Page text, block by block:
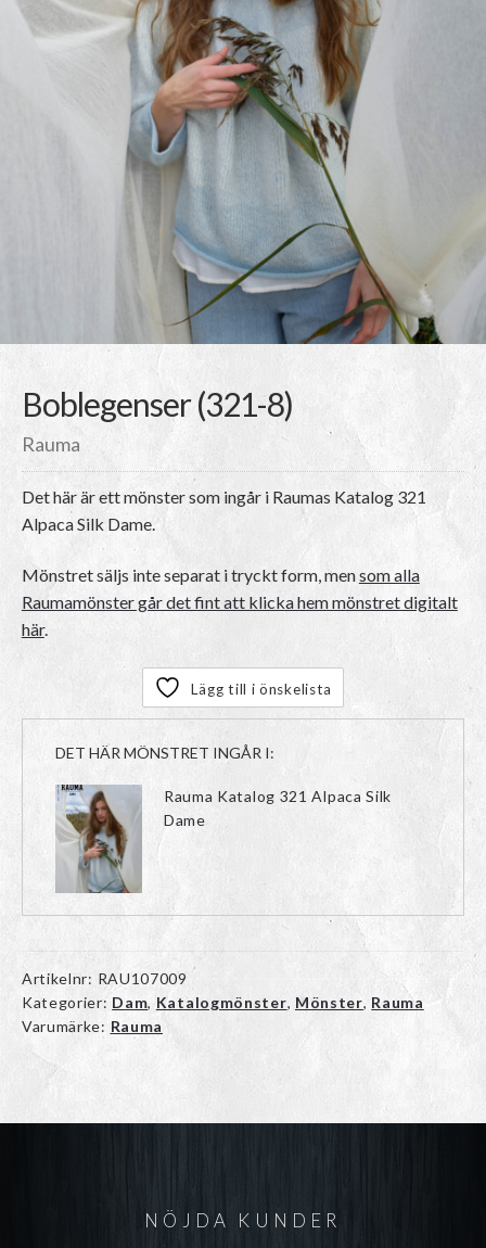
Boblegenser (321-8)
Rauma
Det här är ett mönster som ingår i Raumas Katalog 321
Alpaca Silk Dame.
Mönstret säljs inte separat i tryckt form, mensom alla
Raumamönster går det fint att klicka hem mönstret digitalt
här.
Lägg till i önskelista
DET HÄR MÖNSTRET INGÅR I:
Rauma Katalog 321 Alpaca Silk
Dame
Artikelnr: RAU107009
Kategorier: Dam, Katalogmönster, Mönster, Rauma
Varumärke: Rauma
NÖJDA KUNDER